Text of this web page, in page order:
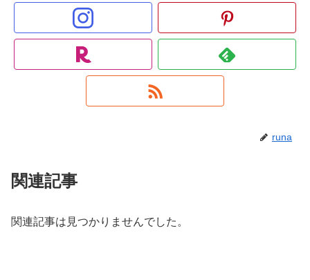
runa
関連記事
関連記事は見つかりませんでした。